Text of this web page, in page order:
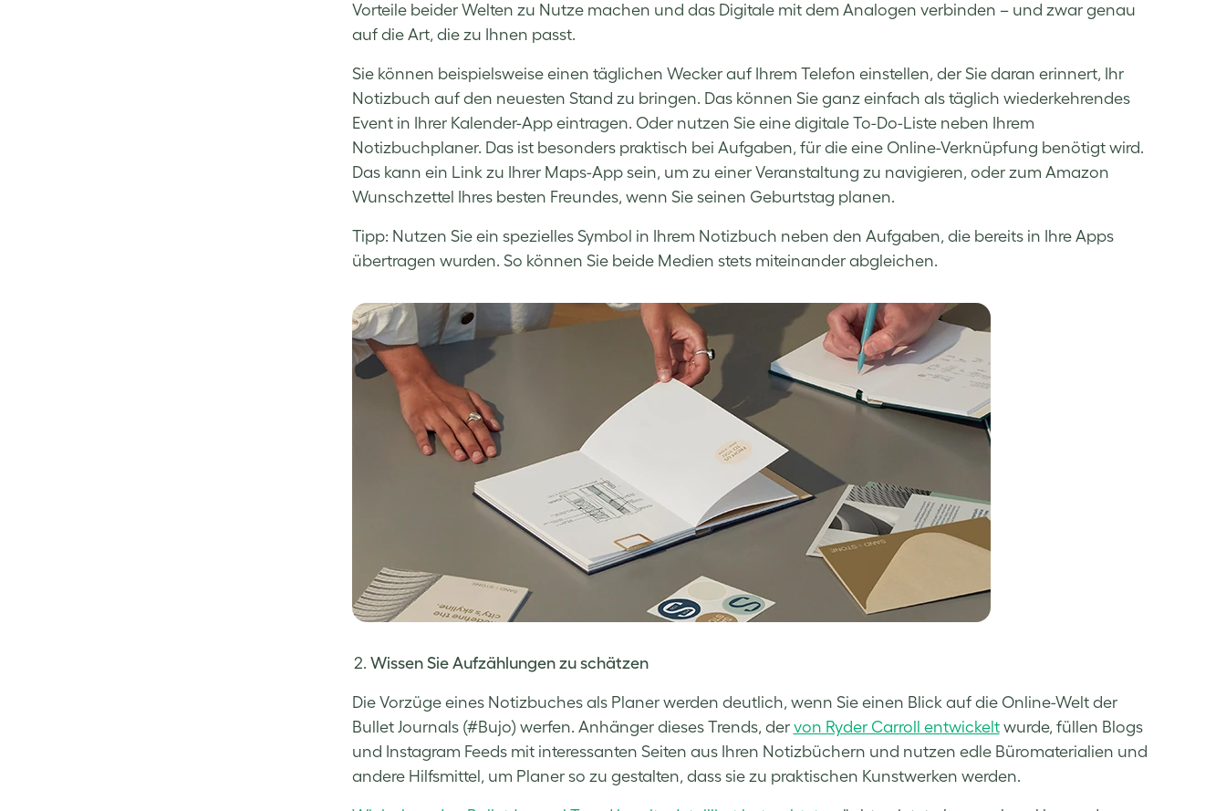
Vorteile beider Welten zu Nutze machen und das Digitale mit dem Analogen verbinden – und zwar genau
auf die Art, die zu Ihnen passt.
Sie können beispielsweise einen täglichen Wecker auf Ihrem Telefon einstellen, der Sie daran erinnert, Ihr
Notizbuch auf den neuesten Stand zu bringen. Das können Sie ganz einfach als täglich wiederkehrendes
Event in Ihrer Kalender-App eintragen. Oder nutzen Sie eine digitale To-Do-Liste neben Ihrem
Notizbuchplaner. Das ist besonders praktisch bei Aufgaben, für die eine Online-Verknüpfung benötigt wird.
Das kann ein Link zu Ihrer Maps-App sein, um zu einer Veranstaltung zu navigieren, oder zum Amazon
Wunschzettel Ihres besten Freundes, wenn Sie seinen Geburtstag planen.
Tipp: Nutzen Sie ein spezielles Symbol in Ihrem Notizbuch neben den Aufgaben, die bereits in Ihre Apps
übertragen wurden. So können Sie beide Medien stets miteinander abgleichen.
Wissen Sie Aufzählungen zu schätzen
Die Vorzüge eines Notizbuches als Planer werden deutlich, wenn Sie einen Blick auf die Online-Welt der
Bullet Journals (#Bujo) werfen. Anhänger dieses Trends, der von Ryder Carroll entwickeltwurde, füllen Blogs
und Instagram Feeds mit interessanten Seiten aus Ihren Notizbüchern und nutzen edle Büromaterialien und
andere Hilfsmittel, um Planer so zu gestalten, dass sie zu praktischen Kunstwerken werden.